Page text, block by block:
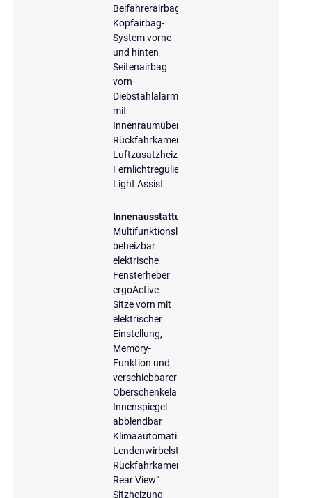
Beifahrerairbagdeaktivierung
Kopfairbag-
System vorne
und hinten
Seitenairbag
vorn
Diebstahlalarmanlage
mit
Innenraumüberwachung
Rückfahrkamera
Luftzusatzheizung
Fernlichtregulierung
Light Assist
Innenausstattung
Multifunktionslenkrad,
beheizbar
elektrische
Fensterheber
ergoActive-
Sitze vorn mit
elektrischer
Einstellung,
Memory-
Funktion und
verschiebbarer
Oberschenkela
Innenspiegel
abblendbar
Klimaautomatik
Lendenwirbelstützen
Rückfahrkamera
Rear View"
Sitzheizung